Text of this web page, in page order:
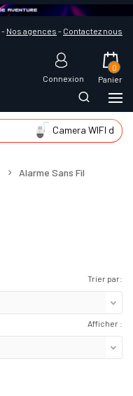
- Nos agences - Contactez nous
Connexion Panier
0
Camera WIFI
Alarme Sans Fil
Trier par:
Afficher :